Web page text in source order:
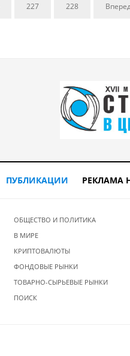
227 228
ПУБЛИКАЦИИ РЕКЛАМА
ОБЩЕСТВО И ПОЛИТИКА
В МИРЕ
КРИПТОВАЛЮТЫ
ФОНДОВЫЕ РЫНКИ
ТОВАРНО-СЫРЬЕВЫЕ РЫНКИ
ПОИСК